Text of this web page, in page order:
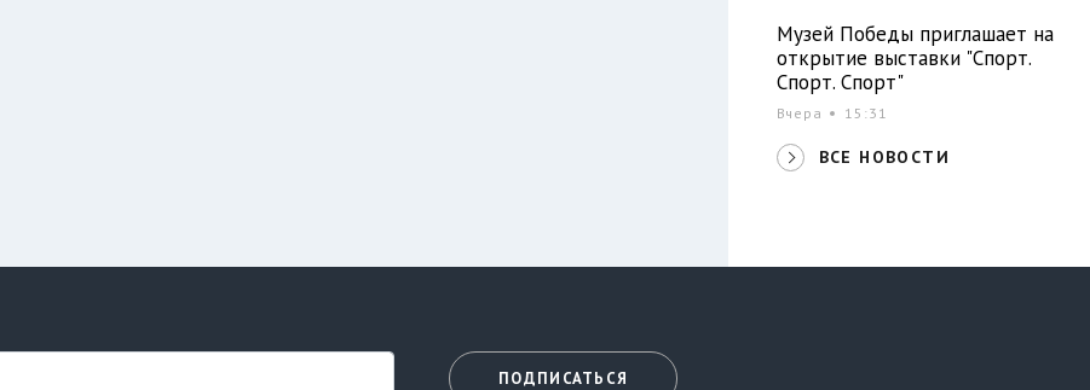
Музей Победы приглашает на
открытие выставки "Спорт.
Спорт. Спорт"
Вчера 15:31
ВСЕ НОВОСТИ
ПОДПИСАТЬСЯ